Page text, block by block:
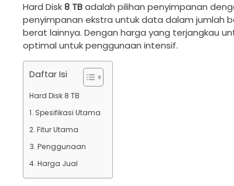
Hard Disk8 TBadalah pilihan penyimpanan
penyimpanan ekstra untuk data dalam jumlah
berat lainnya. Dengan harga yang terjangkau
optimal untuk penggunaan intensif.
Daftar Isi
Hard Disk 8 TB
1. Spesifikasi Utama
2. Fitur Utama
3. Penggunaan
4. Harga Jual